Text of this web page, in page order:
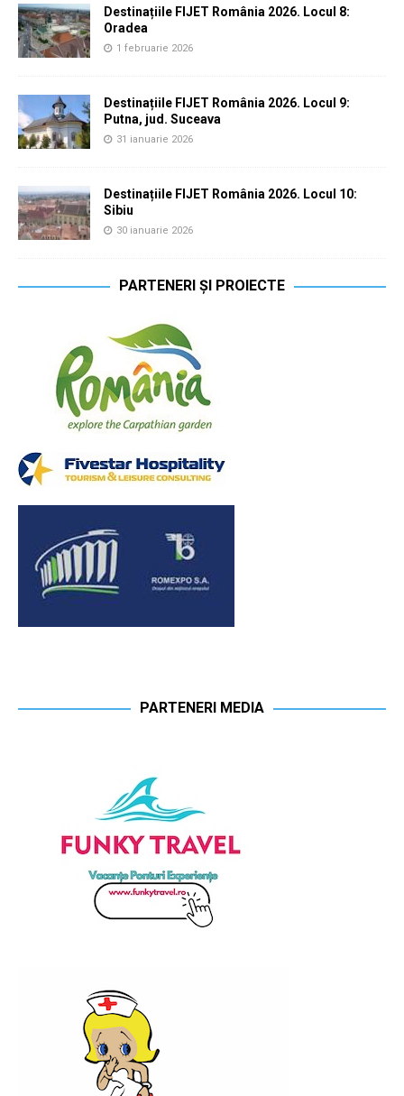
Destinațiile FIJET România 2026. Locul 8:
Oradea
1 februarie 2026
Destinațiile FIJET România 2026. Locul 9:
Putna, jud. Suceava
31 ianuarie 2026
Destinațiile FIJET România 2026. Locul 10:
Sibiu
30 ianuarie 2026
PARTENERI ȘI PROIECTE
PARTENERI MEDIA